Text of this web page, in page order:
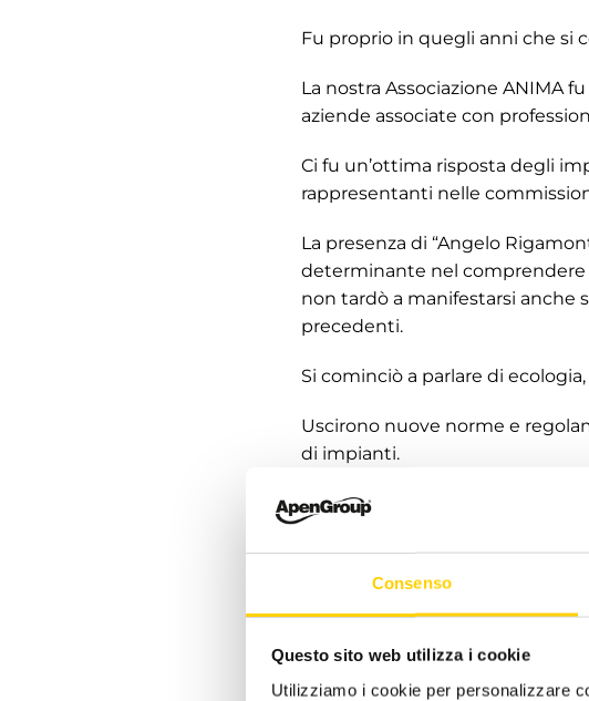
Consenso
Questo sito web utilizza i cookie
Utilizziamo i cookie per personalizzare
Fu proprio in quegli anni che si
La nostra Associazione ANIMA
aziende associate con
Ci fu un’ottima risposta degli
rappresentanti nelle
La presenza di “Angelo
determinante nel comprendere
non tardò a manifestarsi anche
precedenti.
Si cominciò a parlare di
Uscirono nuove norme e
di impianti.
Così Apen Group, allora
singolarmente al fine di
diminuendo i costi delle
prodotto iniziò con un brand
Il Rag. e il Pipa guardano avanti.